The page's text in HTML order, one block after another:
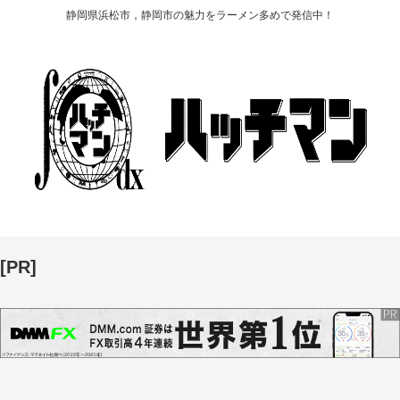
静岡県浜松市，静岡市の魅力をラーメン多めで発信中！
[PR]